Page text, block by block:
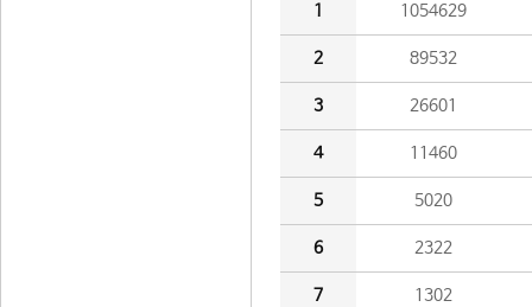
1 1054629
2 89532
3 26601
4 11460
5 5020
6 2322
7 1302